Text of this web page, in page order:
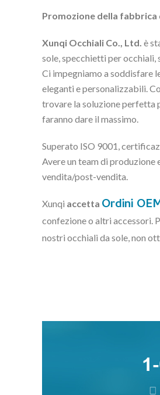
Promozione della fabbrica
Xunqi Occhiali Co., Ltd. è
sole, specchietti per
Ci impegniamo a soddisfare
eleganti e personalizzabili.
trovare la soluzione perfetta
faranno dare il massimo.
Superato ISO 9001,
Avere un team di produzione
vendita/post-vendita.
Xunqi accetta Ordini
confezione o altri accessori.
nostri occhiali da sole, non